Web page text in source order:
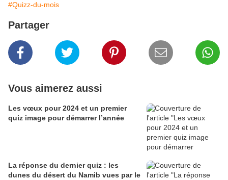
#Quizz-du-mois
Partager
Vous aimerez aussi
Les vœux pour 2024 et un premier
quiz image pour démarrer l’année
La réponse du dernier quiz : les
dunes du désert du Namib vues par le